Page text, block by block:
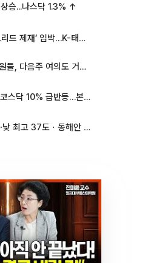
승...나스닥 1.3% ↑
美 ‘232조 하이브리드 제재’ 임박…K-태양광, 불확실성 털고 날개 다나
'국책은행 3사' 직원들, 다음주 여의도 거리 나서는 까닭은
[베스트&워스트] 코스닥 10% 급반등…본느, 최대주주 변경 기대에 270% 폭등
폭염에 폭우까지⋯낮 최고 37도ㆍ동해안 강한 비 [날씨]